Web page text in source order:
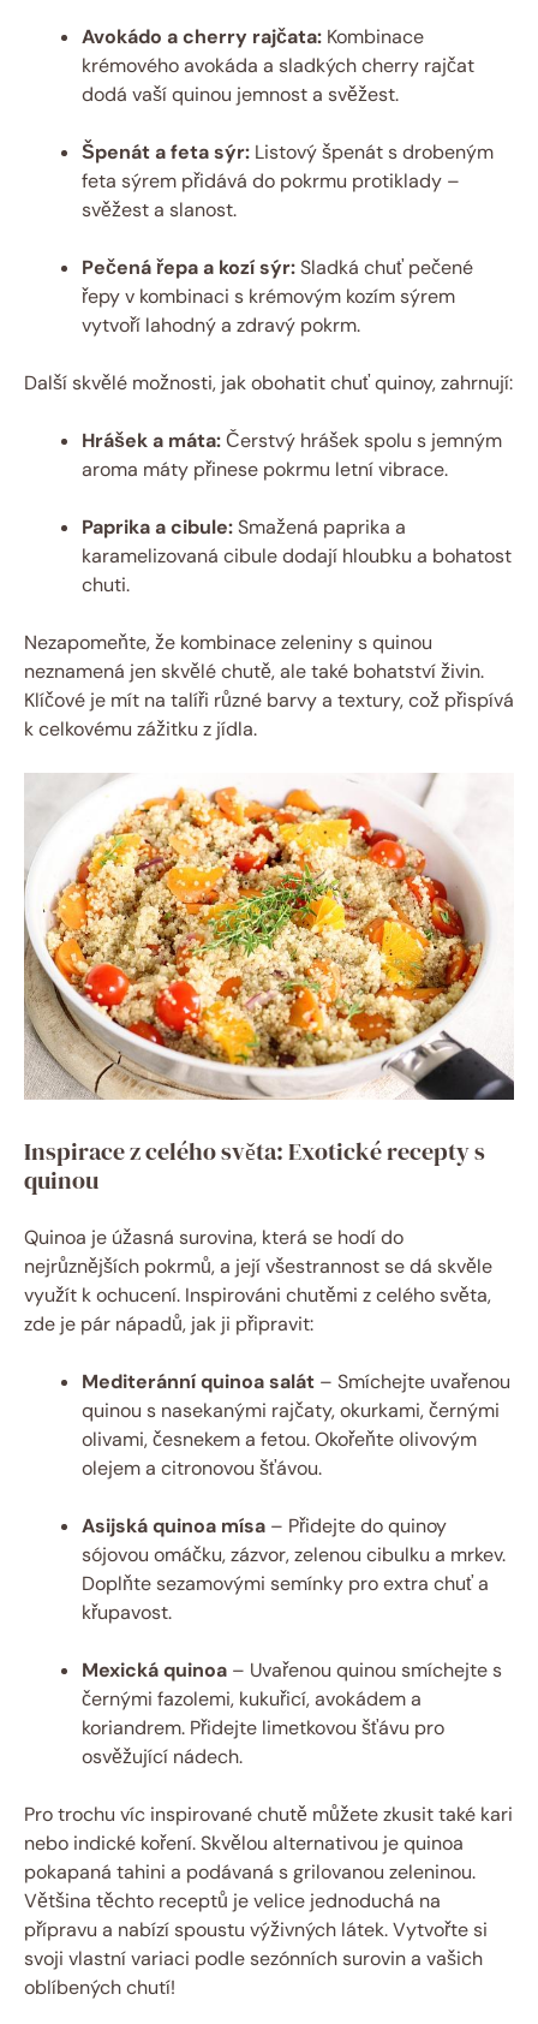
Avokádo a cherry rajčata: Kombinace
krémového avokáda a sladkých cherry rajčat
dodá vaší quinou jemnost a svěžest.
Špenát a feta sýr: Listový špenát s drobeným
feta sýrem přidává do pokrmu protiklady –
svěžest a slanost.
Pečená řepa a kozí sýr:Sladká chuť pečené
řepy v kombinaci s krémovým kozím sýrem
vytvoří lahodný a zdravý pokrm.
Další skvělé možnosti, jak obohatit chuť quinoy, zahrnují:
Hrášek a máta:Čerstvý hrášek spolu s jemným
aroma máty přinese pokrmu letní vibrace.
Paprika a cibule:Smažená paprika a
karamelizovaná cibule dodají hloubku a bohatost
chuti.
Nezapomeňte, že kombinace zeleniny s quinou
neznamená jen skvělé chutě, ale také bohatství živin.
Klíčové je mít na talíři různé barvy a textury, což přispívá
k celkovému zážitku z jídla.
Inspirace z celého světa: Exotické recepty s
quinou
Quinoa je úžasná surovina, která se hodí do
nejrůznějších pokrmů, a její všestrannost se dá skvěle
využít k ochucení. Inspirováni chutěmi z celého světa,
zde je pár nápadů, jak ji připravit:
Mediteránní quinoa salát – Smíchejte uvařenou
quinou s nasekanými rajčaty, okurkami, černými
olivami, česnekem a fetou. Okořeňte olivovým
olejem a citronovou šťávou.
Asijská quinoa mísa – Přidejte do quinoy
sójovou omáčku, zázvor, zelenou cibulku a mrkev.
Doplňte sezamovými semínky pro extra chuť a
křupavost.
Mexická quinoa – Uvařenou quinou smíchejte s
černými fazolemi, kukuřicí, avokádem a
koriandrem. Přidejte limetkovou šťávu pro
osvěžující nádech.
Pro trochu víc inspirované chutě můžete zkusit také kari
nebo indické koření. Skvělou alternativou je quinoa
pokapaná tahini a podávaná s grilovanou zeleninou.
Většina těchto receptů je velice jednoduchá na
přípravu a nabízí spoustu výživných látek. Vytvořte si
svoji vlastní variaci podle sezónních surovin a vašich
oblíbených chutí!